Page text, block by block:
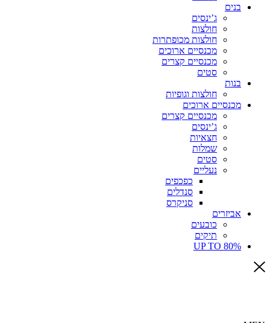
בנים
ג’ינסים
חולצות
חולצות מכופתרות
מכנסיים ארוכים
מכנסיים קצרים
סטים
בנות
חולצות וגופיות
מכנסיים ארוכים
מכנסיים קצרים
ג’ינסים
חצאיות
שמלות
סטים
נעליים
כפכפים
סנדלים
סניקרס
אביזרים
כובעים
תיקים
UP TO 80%